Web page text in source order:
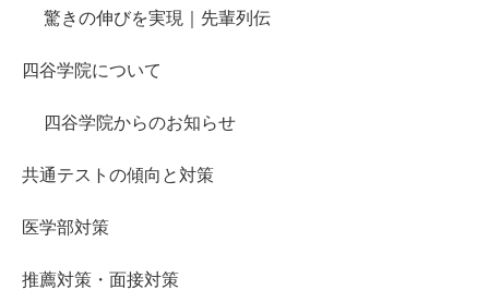
驚きの伸びを実現｜先輩列伝
四谷学院について
四谷学院からのお知らせ
共通テストの傾向と対策
医学部対策
推薦対策・面接対策